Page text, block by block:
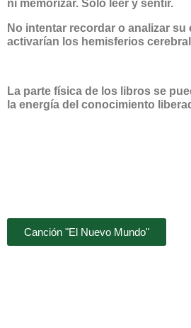
ni memorizar. Solo leer y sentir.
No intentar recordar o analizar
activarían los hemisferios
La parte física de los libros se
la energía del conocimiento
Canción "El Nuevo Mundo"